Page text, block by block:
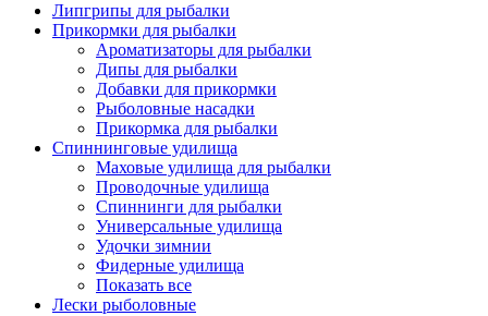
Липгрипы для рыбалки
Прикормки для рыбалки
Ароматизаторы для рыбалки
Дипы для рыбалки
Добавки для прикормки
Рыболовные насадки
Прикормка для рыбалки
Спиннинговые удилища
Маховые удилища для рыбалки
Проводочные удилища
Спиннинги для рыбалки
Универсальные удилища
Удочки зимнии
Фидерные удилища
Показать все
Лески рыболовные